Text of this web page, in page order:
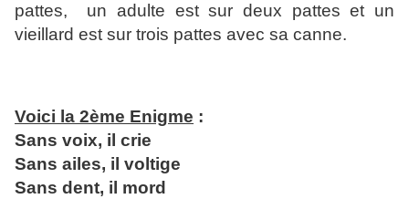
pattes, un adulte est sur deux pattes et un
vieillard est sur trois pattes avec sa canne.
Voici la 2ème Enigme :
Sans voix, il crie
Sans ailes, il voltige
Sans dent, il mord